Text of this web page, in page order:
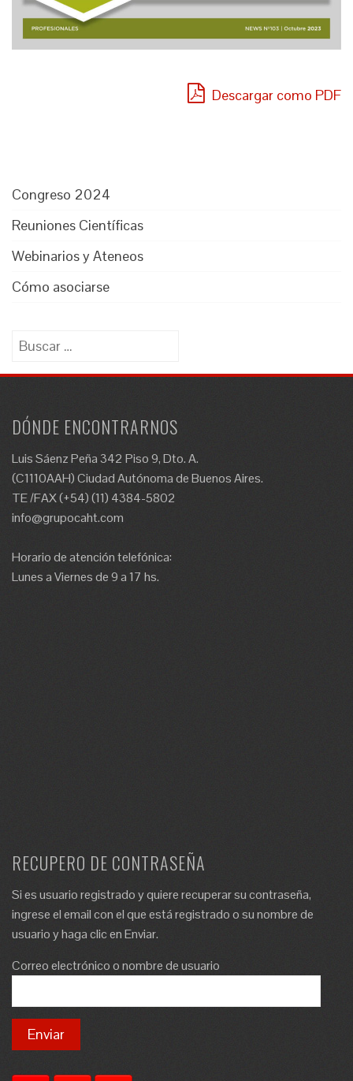
Descargar como PDF
Congreso 2024
Reuniones Científicas
Webinarios y Ateneos
Cómo asociarse
Buscar:
DÓNDE ENCONTRARNOS
Luis Sáenz Peña 342 Piso 9, Dto. A.
(C1110AAH) Ciudad Autónoma de Buenos Aires.
TE /FAX (+54) (11) 4384-5802
info@grupocaht.com
Horario de atención telefónica:
Lunes a Viernes de 9 a 17 hs.
RECUPERO DE CONTRASEÑA
Si es usuario registrado y quiere recuperar su contraseña,
ingrese el email con el que está registrado o su nombre de
usuario y haga clic en Enviar.
Correo electrónico o nombre de usuario